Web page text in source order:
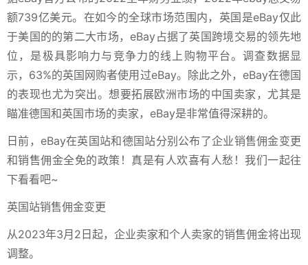
额739亿美元。在如今的全球市场范围内，英国是eBay仅此
于美国的的第二大市场，eBay占据了英国跨境交易的领先地
位，是极具影响力与竞争力的线上购物平台。调查数据显
示，63%的英国网购者使用过eBay。除此之外，eBay在德国
的表现也尤为突出。想要拓展欧洲市场的中国卖家，尤其是
瞄准德国和英国市场的卖家，eBay是非常值得深耕的。
日前，eBay在英国站和德国站分别公布了企业销售佣金变更
和销售佣金全免的政策！真是有人欢喜有人愁！我们一起往
下看看吧~
英国站销售佣金变更
从2023年3月2日起，企业卖家和个人卖家的销售佣金将出现
调整。